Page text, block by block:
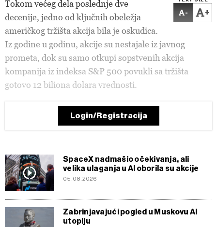
- +
Tokom većeg dela poslednje dve
decenije, jedno od ključnih obeležja
američkog tržišta akcija bila je oskudica.
Iz godine u godinu, akcije su nestajale iz javnog
prometa, dok su samo otkupi sopstvenih akcija
kompanija iz indeksa S&P 500 povukli sa tržišta
gotovo 12 biliona dolara vrednosti.
Login/Registracija
SpaceX nadmašio očekivanja, ali
velika ulaganja u AI oborila su akcije
05.08.2026
Zabrinjavajući pogled u Muskovu AI
utopiju